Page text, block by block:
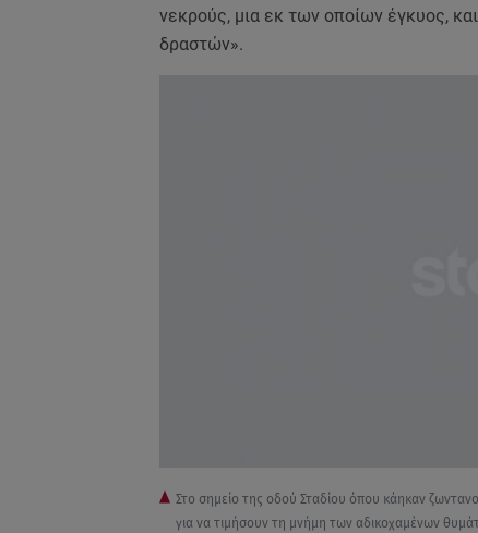
νεκρούς, μια εκ των οποίων έγκυος,
δραστών».
Στο σημείο της οδού Σταδίου όπου κάηκαν
για να τιμήσουν τη μνήμη των αδικοχαμένων